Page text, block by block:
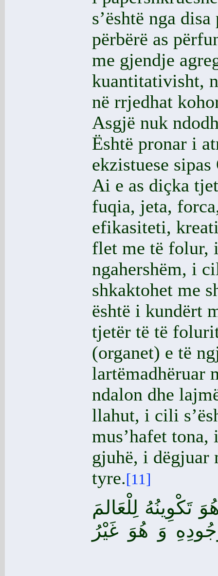
s’është nga
përbërë as
me gjendje
kuantitativisht,
në rrjedhat
Asgjë nuk
Është pronar i
ekzistuese
Ai e as diçka
fuqia, jeta,
efikasiteti,
flet me të folur,
ngahershëm, i
shkaktohet me
është i kundërt
tjetër të të
(organet) e të
lartëmadhëruar
ndalon dhe
llahut, i cili
mus’hafet
gjuhë, i dëgjuar
tyre.[11]
تَكْوِينُهُ لِلْعَالمَ
وَ هُوَ غَيْرُ